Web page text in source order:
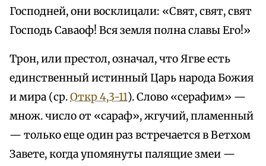
Господней, они восклицали: «Свят, свят, свят
Господь Саваоф! Вся земля полна славы Его!»
Трон, или престол, означал, что Ягве есть
единственный истинный Царь народа Божия
и мира (ср.Откр 4,3-11). Слово «серафим» —
множ. число от «сараф», жгучий, пламенный
— только еще один раз встречается в Ветхом
Завете, когда упомянуты палящие змеи —